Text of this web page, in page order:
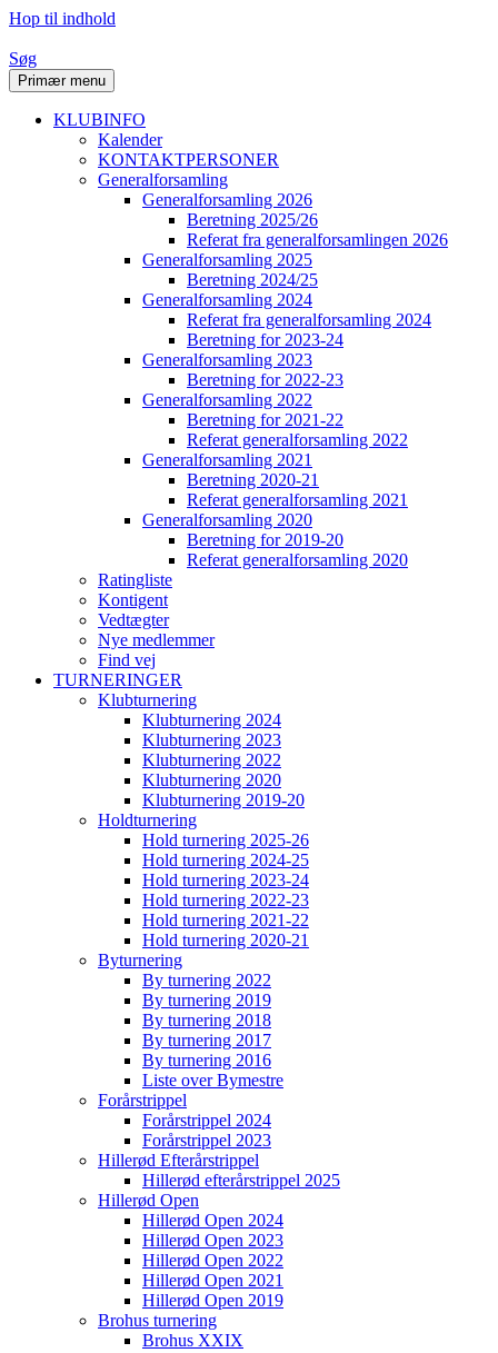
Hop til indhold
Søg
Primær menu
KLUBINFO
Kalender
KONTAKTPERSONER
Generalforsamling
Generalforsamling 2026
Beretning 2025/26
Referat fra generalforsamlingen 2026
Generalforsamling 2025
Beretning 2024/25
Generalforsamling 2024
Referat fra generalforsamling 2024
Beretning for 2023-24
Generalforsamling 2023
Beretning for 2022-23
Generalforsamling 2022
Beretning for 2021-22
Referat generalforsamling 2022
Generalforsamling 2021
Beretning 2020-21
Referat generalforsamling 2021
Generalforsamling 2020
Beretning for 2019-20
Referat generalforsamling 2020
Ratingliste
Kontigent
Vedtægter
Nye medlemmer
Find vej
TURNERINGER
Klubturnering
Klubturnering 2024
Klubturnering 2023
Klubturnering 2022
Klubturnering 2020
Klubturnering 2019-20
Holdturnering
Hold turnering 2025-26
Hold turnering 2024-25
Hold turnering 2023-24
Hold turnering 2022-23
Hold turnering 2021-22
Hold turnering 2020-21
Byturnering
By turnering 2022
By turnering 2019
By turnering 2018
By turnering 2017
By turnering 2016
Liste over Bymestre
Forårstrippel
Forårstrippel 2024
Forårstrippel 2023
Hillerød Efterårstrippel
Hillerød efterårstrippel 2025
Hillerød Open
Hillerød Open 2024
Hillerød Open 2023
Hillerød Open 2022
Hillerød Open 2021
Hillerød Open 2019
Brohus turnering
Brohus XXIX